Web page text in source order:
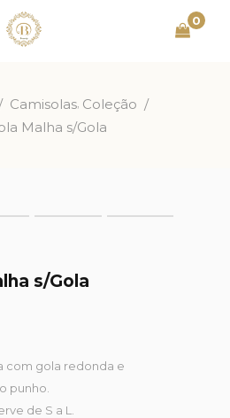
0
Camisolas, Coleção /
Malha s/Gola
s/Gola
com gola redonda e
punho.
de S a L.